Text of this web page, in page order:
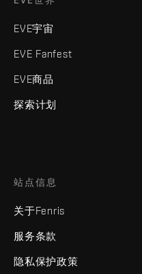
EVE宇宙
EVE Fanfest
EVE商品
探索计划
站点信息
关于Fenris
服务条款
隐私保护政策